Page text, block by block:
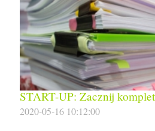
START-UP: Zacznij
2020-05-16 10:12:00